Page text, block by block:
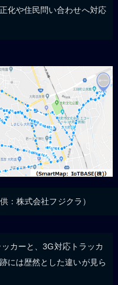
化や住民問い合わせへ対応
：株式会社フジクラ）
カーと、3G対応トラッカ
には歴然とした違いが見ら